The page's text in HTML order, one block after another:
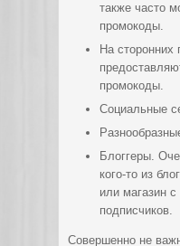
также часто
промокоды.
На сторонних
промокоды.
Социальные
Блоггеры.
кого-то из
или магазин
подписчиков.
Совершенно не